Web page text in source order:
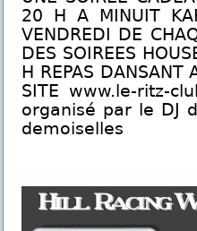
20 H A MINUIT
VENDREDI DE
DES SOIREES
H REPAS DANSANT
SITE www.le-ritz-
organisé par le DJ
demoiselles